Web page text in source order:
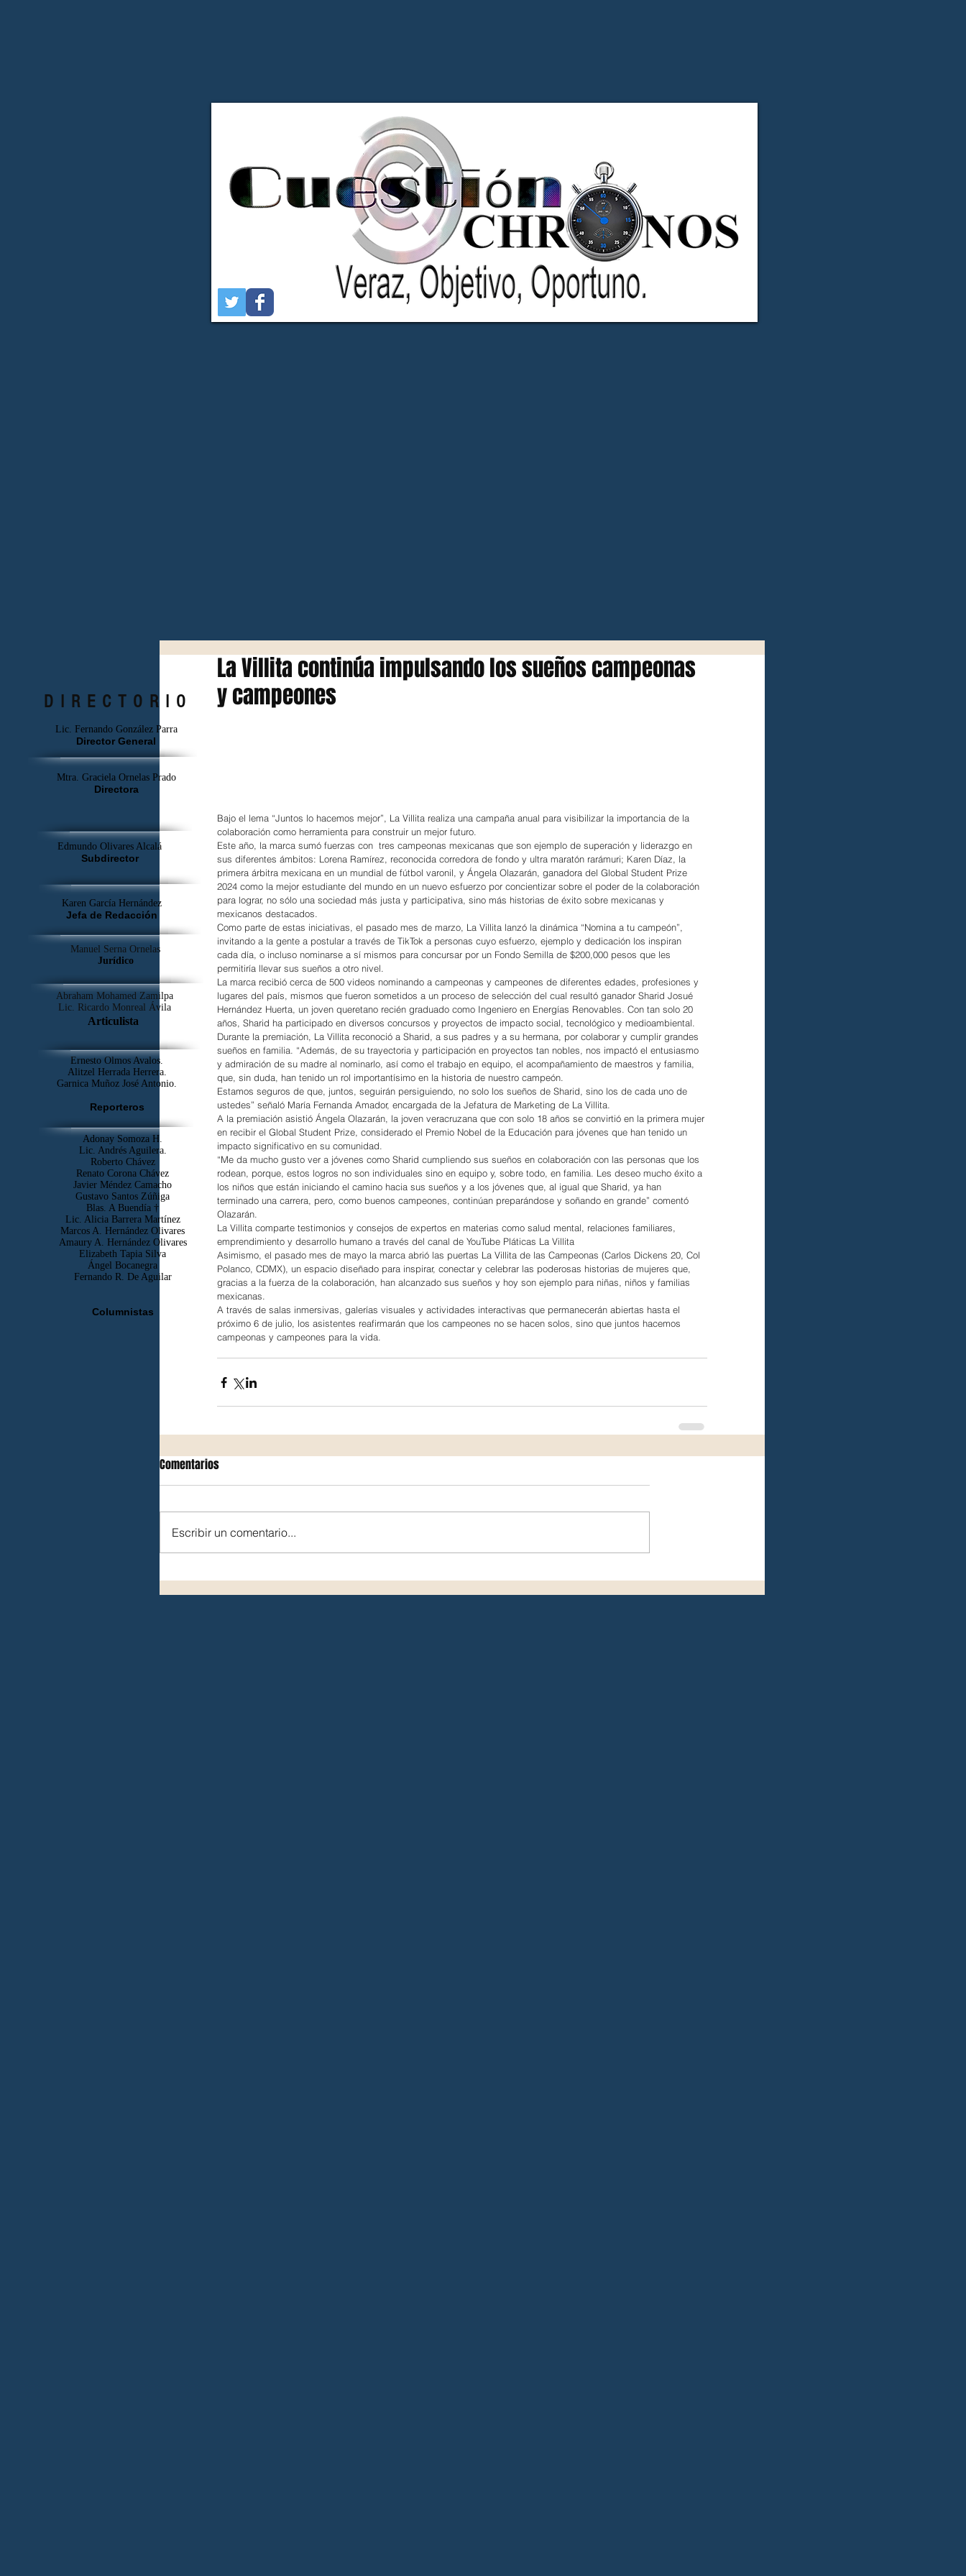
La Villita continúa impulsando los sueños campeonas
y campeones
Bajo el lema “Juntos lo hacemos mejor”, La Villita realiza una campaña anual para visibilizar la importancia de la
colaboración como herramienta para construir un mejor futuro.
Este año, la marca sumó fuerzas con  tres campeonas mexicanas que son ejemplo de superación y liderazgo en
sus diferentes ámbitos: Lorena Ramírez, reconocida corredora de fondo y ultra maratón rarámuri; Karen Díaz, la
primera árbitra mexicana en un mundial de fútbol varonil, y Ángela Olazarán, ganadora del Global Student Prize
2024 como la mejor estudiante del mundo en un nuevo esfuerzo por concientizar sobre el poder de la colaboración
para lograr, no sólo una sociedad más justa y participativa, sino más historias de éxito sobre mexicanas y
mexicanos destacados.
Como parte de estas iniciativas, el pasado mes de marzo, La Villita lanzó la dinámica “Nomina a tu campeón”,
invitando a la gente a postular a través de TikTok a personas cuyo esfuerzo, ejemplo y dedicación los inspiran
cada día, o incluso nominarse a sí mismos para concursar por un Fondo Semilla de $200,000 pesos que les
permitiría llevar sus sueños a otro nivel.
La marca recibió cerca de 500 videos nominando a campeonas y campeones de diferentes edades, profesiones y
lugares del país, mismos que fueron sometidos a un proceso de selección del cual resultó ganador Sharid Josué
Hernández Huerta, un joven queretano recién graduado como Ingeniero en Energías Renovables. Con tan solo 20
años, Sharid ha participado en diversos concursos y proyectos de impacto social, tecnológico y medioambiental.
Durante la premiación, La Villita reconoció a Sharid, a sus padres y a su hermana, por colaborar y cumplir grandes
sueños en familia. “Además, de su trayectoria y participación en proyectos tan nobles, nos impactó el entusiasmo
y admiración de su madre al nominarlo, así como el trabajo en equipo, el acompañamiento de maestros y familia,
que, sin duda, han tenido un rol importantísimo en la historia de nuestro campeón.
Estamos seguros de que, juntos, seguirán persiguiendo, no solo los sueños de Sharid, sino los de cada uno de
ustedes” señaló María Fernanda Amador, encargada de la Jefatura de Marketing de La Villita.
A la premiación asistió Ángela Olazarán, la joven veracruzana que con solo 18 años se convirtió en la primera mujer
en recibir el Global Student Prize, considerado el Premio Nobel de la Educación para jóvenes que han tenido un
impacto significativo en su comunidad.
“Me da mucho gusto ver a jóvenes como Sharid cumpliendo sus sueños en colaboración con las personas que los
rodean, porque, estos logros no son individuales sino en equipo y, sobre todo, en familia. Les deseo mucho éxito a
los niños que están iniciando el camino hacia sus sueños y a los jóvenes que, al igual que Sharid, ya han
terminado una carrera, pero, como buenos campeones, continúan preparándose y soñando en grande” comentó
Olazarán.
La Villita comparte testimonios y consejos de expertos en materias como salud mental, relaciones familiares,
emprendimiento y desarrollo humano a través del canal de YouTube Pláticas La Villita
Asimismo, el pasado mes de mayo la marca abrió las puertas La Villita de las Campeonas (Carlos Dickens 20, Col
Polanco, CDMX), un espacio diseñado para inspirar, conectar y celebrar las poderosas historias de mujeres que,
gracias a la fuerza de la colaboración, han alcanzado sus sueños y hoy son ejemplo para niñas, niños y familias
mexicanas.
A través de salas inmersivas, galerías visuales y actividades interactivas que permanecerán abiertas hasta el
próximo 6 de julio, los asistentes reafirmarán que los campeones no se hacen solos, sino que juntos hacemos
campeonas y campeones para la vida.
Comentarios
Escribir un comentario...
DIRECTORIO
Lic. Fernando González Parra
Director General
Mtra. Graciela Ornelas Prado
Directora
Edmundo Olivares Alcalá
Subdirector
Karen García Hernández
Jefa de Redacción
Manuel Serna Ornelas
Jurídico
Abraham Mohamed Zamilpa
Lic. Ricardo Monreal Ávila
Articulista
Ernesto Olmos Avalos.
Alitzel Herrada Herrera.
Garnica Muñoz José Antonio.
Reporteros
Adonay Somoza H.
Lic. Andrés Aguilera.
Roberto Chávez
Renato Corona Chávez
Javier Méndez Camacho
Gustavo Santos Zúñiga
Blas. A Buendía †
​Lic. Alicia Barrera Martínez
Marcos A. Hernández Olivares
Amaury A. Hernández Olivares
Elizabeth Tapia Silva
Ángel Bocanegra
Fernando R. De Aguilar
Columnistas